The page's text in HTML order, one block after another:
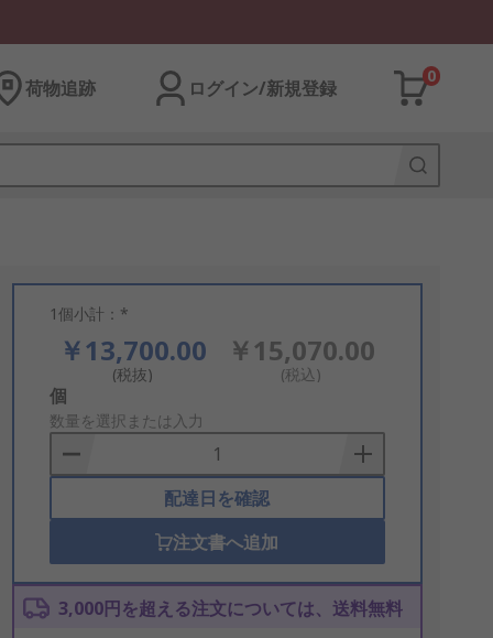
荷物追跡 ログイン/新規登録
0
1個小計：*
￥13,700.00
(税抜)
￥15,070.00
(税込)
Add
to
Basket
個
数量を選択または入力
配達日を確認
注文書へ追加
3,000円を超える注文については、送料無料